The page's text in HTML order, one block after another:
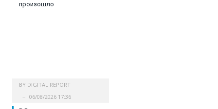
произошло
BY DIGITAL REPORT
06/08/2026 17:36